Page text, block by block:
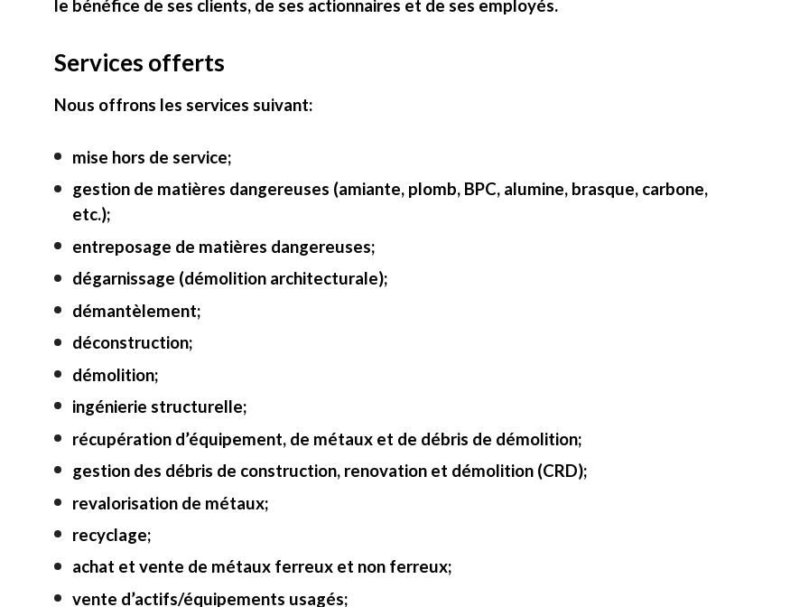
le bénéfice de ses clients, de ses actionnaires et de ses employés.
Services offerts
Nous offrons les services suivant:
mise hors de service;
gestion de matières dangereuses (amiante, plomb, BPC, alumine, brasque, carbone,
etc.);
entreposage de matières dangereuses;
dégarnissage (démolition architecturale);
démantèlement;
déconstruction;
démolition;
ingénierie structurelle;
récupération d’équipement, de métaux et de débris de démolition;
gestion des débris de construction, renovation et démolition (CRD);
revalorisation de métaux;
recyclage;
achat et vente de métaux ferreux et non ferreux;
vente d’actifs/équipements usagés;